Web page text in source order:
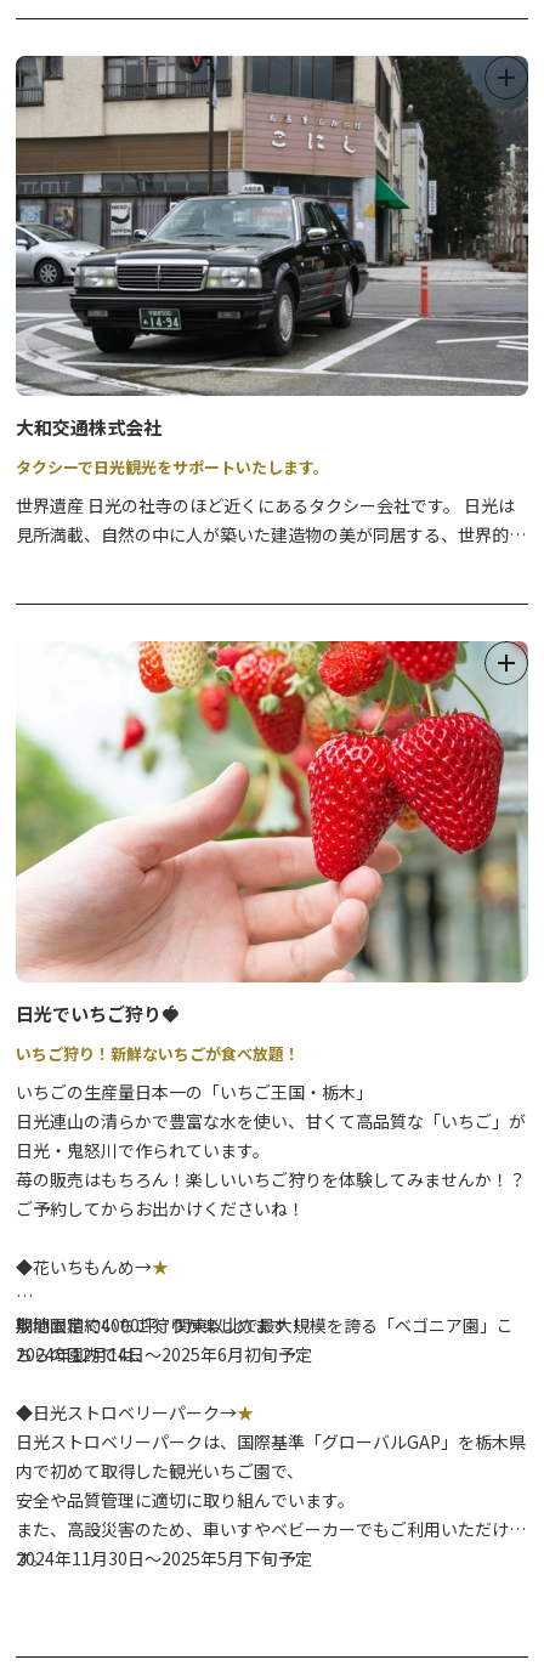
日光の社寺周辺は通年、混雑が予想されます。
日光旅ナビでは渋滞回避のコツや穴場のオススメスポット情報も紹
介中！↓↓
①日光の渋滞・混雑情報まとめ
②日光の社寺の混雑を避けて楽しむおススメスポット
大和交通株式会社
タクシーで日光観光をサポートいたします。
世界遺産 日光の社寺のほど近くにあるタクシー会社です。 日光は
見所満載、自然の中に人が築いた建造物の美が同居する、世界的に
日光でいちご狩り🍓
いちご狩り！新鮮ないちごが食べ放題！
いちごの生産量日本一の「いちご王国・栃木」
日光連山の清らかで豊富な水を使い、甘くて高品質な「いちご」が
日光・鬼怒川で作られています。
苺の販売はもちろん！楽しいいちご狩りを体験してみませんか！？
ご予約してからお出かけくださいね！
◆花いちもんめ→★
敷地面積約4000坪、関東以北で最大規模を誇る「ベゴニア園」こ
ちらの園内では、
期間限定でいちご狩りが楽しめます！
2024年12月14日～2025年6月初旬予定
◆日光ストロベリーパーク→★
日光ストロベリーパークは、国際基準「グローバルGAP」を栃木県
内で初めて取得した観光いちご園で、
安全や品質管理に適切に取り組んでいます。
また、高設災害のため、車いすやベビーカーでもご利用いただけま
す。
2024年11月30日～2025年5月下旬予定